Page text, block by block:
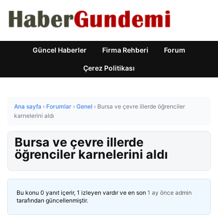
Güncel Haberler Firma Rehberi Forum
Çerez Politikası
Ana sayfa › Forumlar › Genel › Bursa ve çevre illerde öğrenciler
karnelerini aldı
Bursa ve çevre illerde
öğrenciler karnelerini aldı
Bu konu 0 yanıt içerir, 1 izleyen vardır ve en son 1 ay önce admin
tarafından güncellenmiştir.